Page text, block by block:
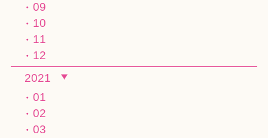
09
10
11
12
2021
01
02
03